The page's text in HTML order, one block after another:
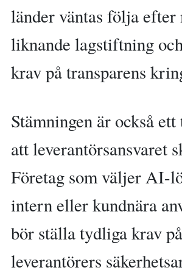
länder väntas följa efter
liknande lagstiftning
krav på transparens
Stämningen är också ett
att leverantörsansvaret
Företag som väljer AI-
intern eller kundnära
bör ställa tydliga krav på
leverantörers